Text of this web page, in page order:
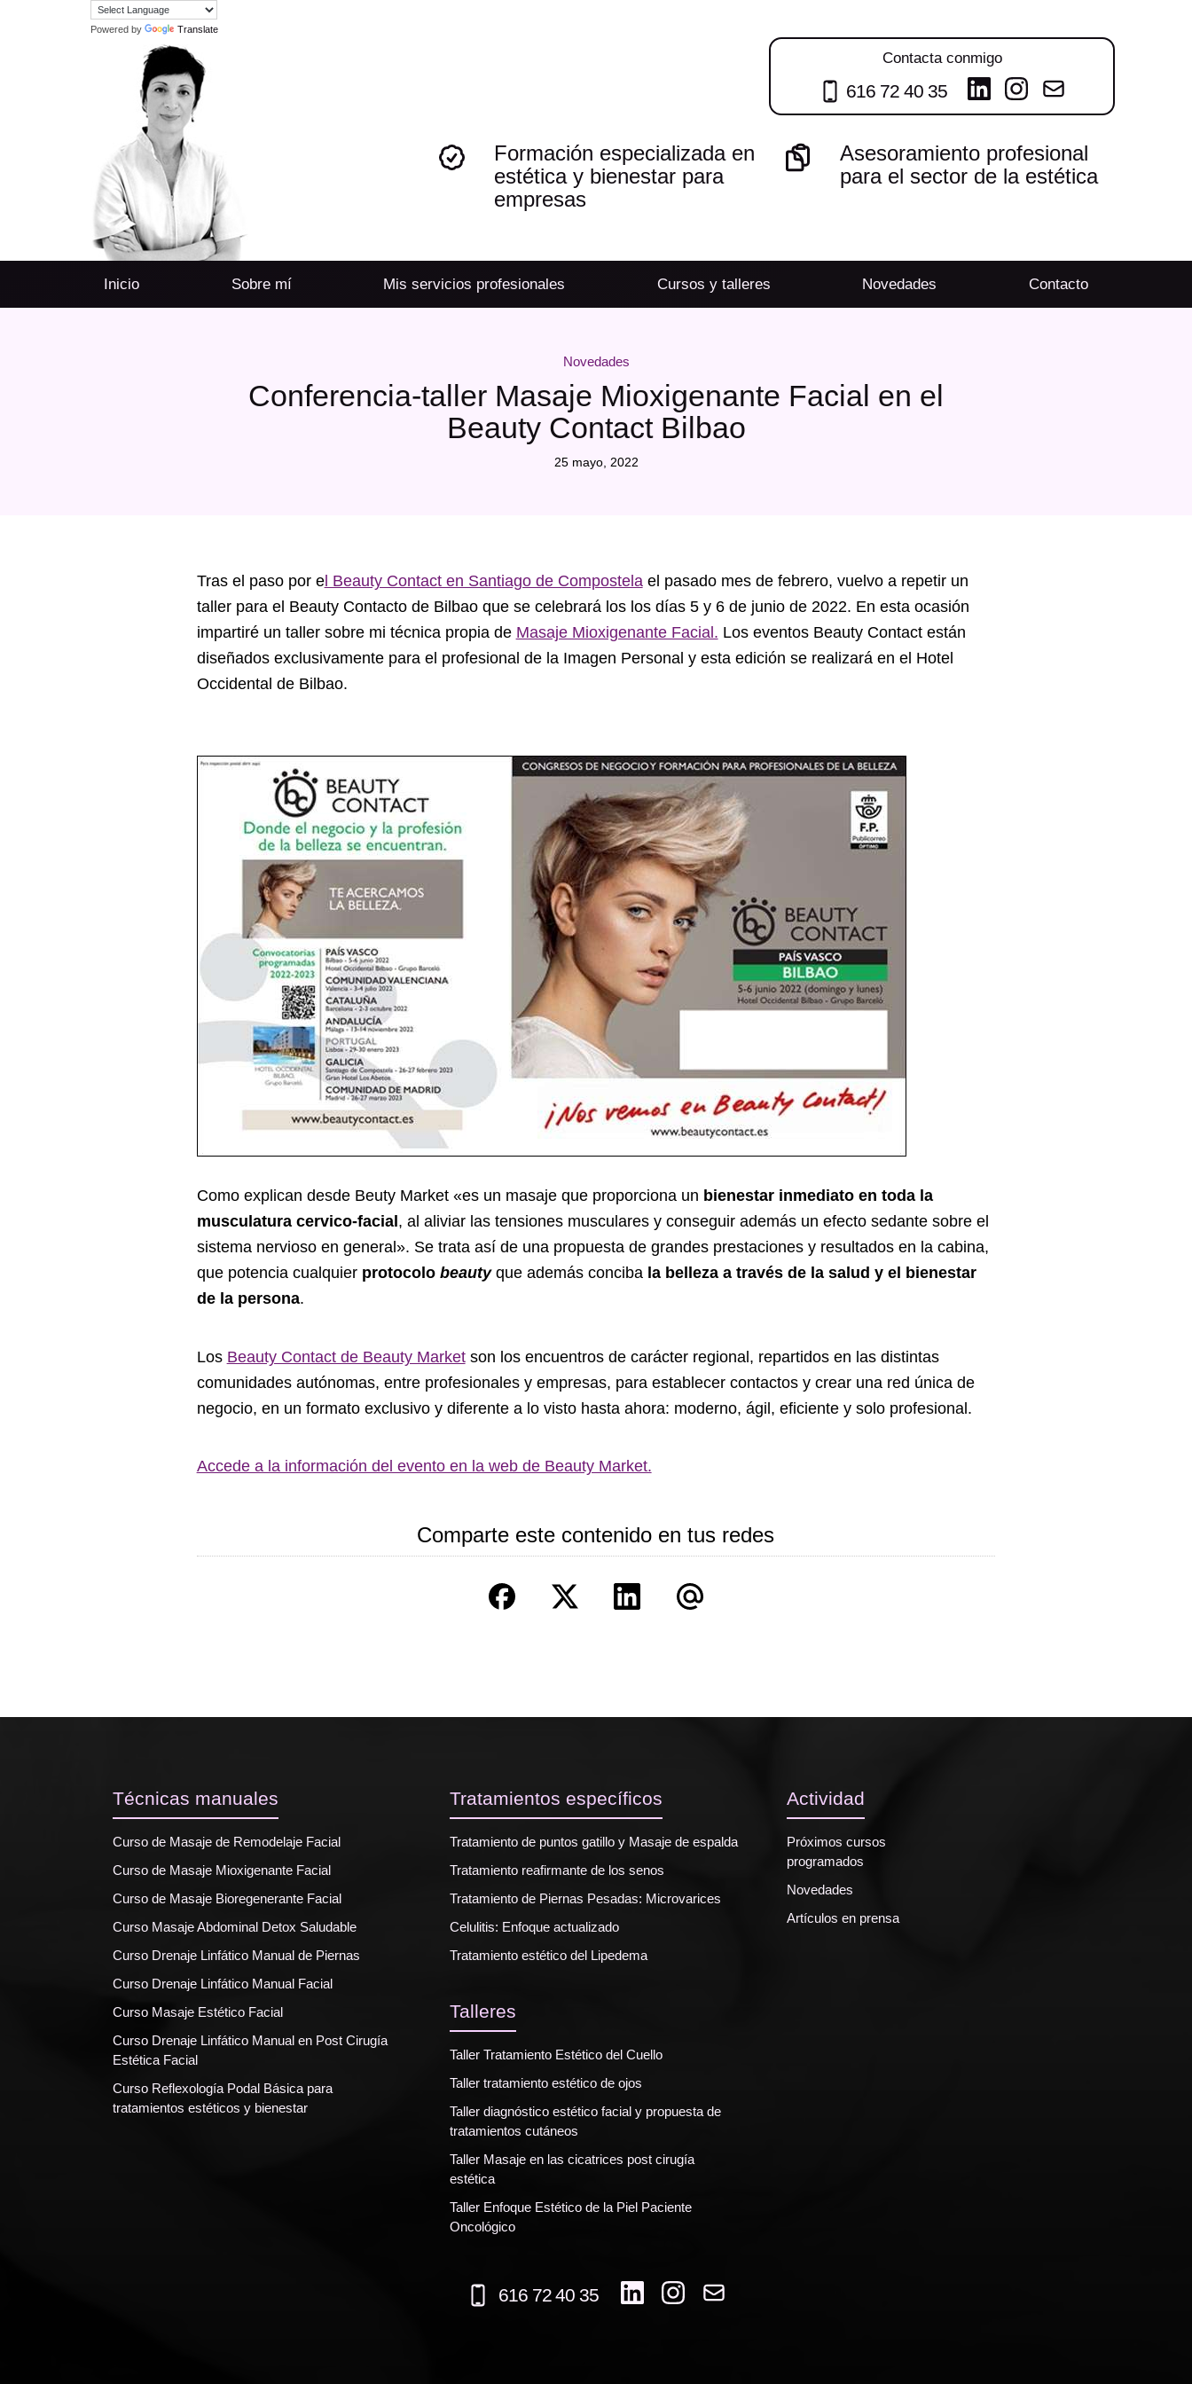
Powered by Translate
Contacta conmigo
616 72 40 35
Formación especializada en
estética y bienestar para
empresas
Asesoramiento profesional
para el sector de la estética
Inicio Sobre mí Mis servicios profesionales Cursos y talleres Novedades Contacto
Novedades
Conferencia-taller Masaje Mioxigenante Facial en el
Beauty Contact Bilbao
25 mayo, 2022
Tras el paso por el Beauty Contact en Santiago de Compostelael pasado mes de febrero, vuelvo a repetir un
taller para el Beauty Contacto de Bilbao que se celebrará los los días 5 y 6 de junio de 2022. En esta ocasión
impartiré un taller sobre mi técnica propia de Masaje Mioxigenante Facial. Los eventos Beauty Contact están
diseñados exclusivamente para el profesional de la Imagen Personal y esta edición se realizará en el Hotel
Occidental de Bilbao.
Como explican desde Beuty Market «es un masaje que proporciona un bienestar inmediato en toda la
musculatura cervico-facial , al aliviar las tensiones musculares y conseguir además un efecto sedante sobre el
sistema nervioso en general». Se trata así de una propuesta de grandes prestaciones y resultados en la cabina,
que potencia cualquier protocolo beautyque además conciba la belleza a través de la salud y el bienestar
de la persona.
Los Beauty Contact de Beauty Marketson los encuentros de carácter regional, repartidos en las distintas
comunidades autónomas, entre profesionales y empresas, para establecer contactos y crear una red única de
negocio, en un formato exclusivo y diferente a lo visto hasta ahora: moderno, ágil, eficiente y solo profesional.
Accede a la información del evento en la web de Beauty Market.
Comparte este contenido en tus redes
Técnicas manuales
Curso de Masaje de Remodelaje Facial
Curso de Masaje Mioxigenante Facial
Curso de Masaje Bioregenerante Facial
Curso Masaje Abdominal Detox Saludable
Curso Drenaje Linfático Manual de Piernas
Curso Drenaje Linfático Manual Facial
Curso Masaje Estético Facial
Curso Drenaje Linfático Manual en Post Cirugía
Estética Facial
Curso Reflexología Podal Básica para
tratamientos estéticos y bienestar
Tratamientos específicos
Tratamiento de puntos gatillo y Masaje de espalda
Tratamiento reafirmante de los senos
Tratamiento de Piernas Pesadas: Microvarices
Celulitis: Enfoque actualizado
Tratamiento estético del Lipedema
Talleres
Taller Tratamiento Estético del Cuello
Taller tratamiento estético de ojos
Taller diagnóstico estético facial y propuesta de
tratamientos cutáneos
Taller Masaje en las cicatrices post cirugía
estética
Taller Enfoque Estético de la Piel Paciente
Oncológico
Actividad
Próximos cursos
programados
Novedades
Artículos en prensa
616 72 40 35